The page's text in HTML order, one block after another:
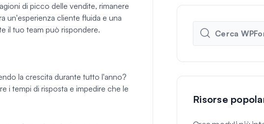
di picco delle vendite, rimanere
un'esperienza cliente fluida e una
il tuo team può rispondere.
la crescita durante tutto l'anno?
i tempi di risposta e impedire che le
Risorse